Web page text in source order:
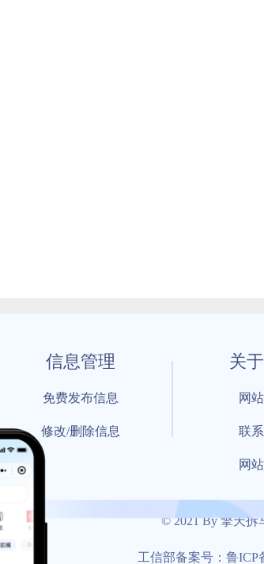
信息管理
免费发布信息
修改/删除信息
关
网
联
网
© 2021 By 擎天拆
工信部备案号：鲁ICP